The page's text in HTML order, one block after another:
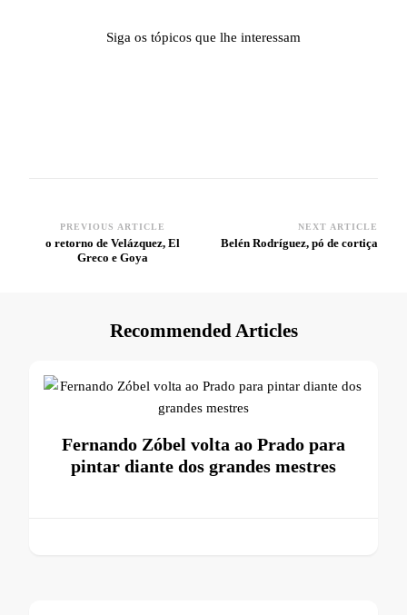
Siga os tópicos que lhe interessam
Post
Navigation
PREVIOUS ARTICLE
o retorno de Velázquez, El
Greco e Goya
NEXT ARTICLE
Belén Rodríguez, pó de cortiça
Recommended Articles
Fernando Zóbel volta ao Prado para
pintar diante dos grandes mestres